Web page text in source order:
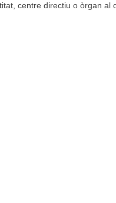
centre directiu o òrgan al